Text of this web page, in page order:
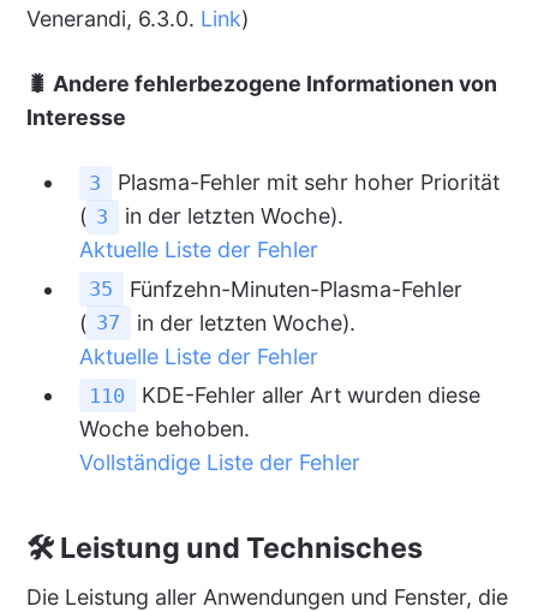
Venerandi, 6.3.0. Link)
🐛 Andere fehlerbezogene Informationen von
Interesse
3
Plasma-Fehler mit sehr hoher Priorität
( 3
in der letzten Woche).
Aktuelle Liste der Fehler
35
Fünfzehn-Minuten-Plasma-Fehler
( 37
in der letzten Woche).
Aktuelle Liste der Fehler
110
KDE-Fehler aller Art wurden diese
Woche behoben.
Vollständige Liste der Fehler
🛠 Leistung und Technisches
Die Leistung aller Anwendungen und Fenster, die